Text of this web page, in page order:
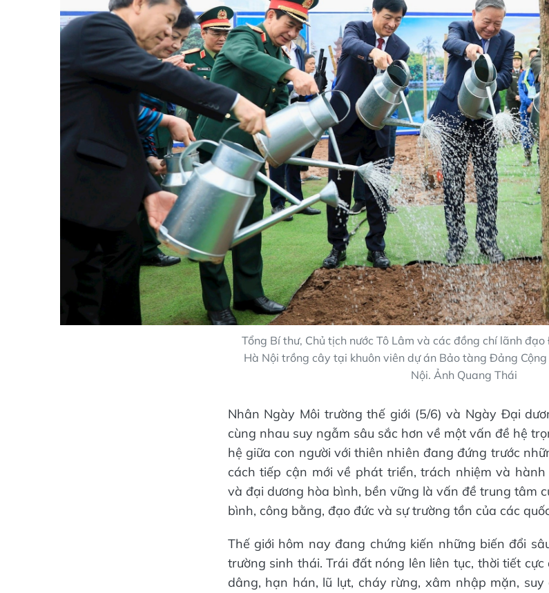
Tổng Bí thư, Chủ tịch nước Tô Lâm và các đồng chí lãnh
Hà Nội trồng cây tại khuôn viên dự án Bảo tàng Đảng
Nội. Ảnh Quang Thái
Nhân Ngày Môi trường thế giới (5/6) và Ngày Đại
cùng nhau suy ngẫm sâu sắc hơn về một vấn đề hệ
hệ giữa con người với thiên nhiên đang đứng trước
cách tiếp cận mới về phát triển, trách nhiệm và
và đại dương hòa bình, bền vững là vấn đề trung tâm
bình, công bằng, đạo đức và sự trường tồn của các
Thế giới hôm nay đang chứng kiến những biến đổi
trường sinh thái. Trái đất nóng lên liên tục, thời tiết
dâng, hạn hán, lũ lụt, cháy rừng, xâm nhập mặn,